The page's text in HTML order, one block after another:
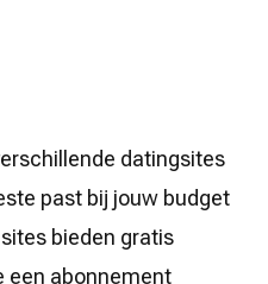
datingsites
past bij jouw budget
bieden gratis
een abonnement